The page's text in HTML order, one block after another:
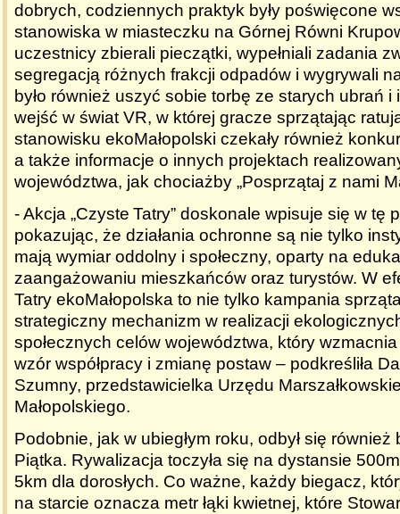
dobrych, codziennych praktyk były poświęcone
stanowiska w miasteczku na Górnej Równi
uczestnicy zbierali pieczątki, wypełniali zadania
segregacją różnych frakcji odpadów i wygrywali
było również uszyć sobie torbę ze starych ubrań
wejść w świat VR, w której gracze sprzątając
stanowisku ekoMałopolski czekały również
a także informacje o innych projektach
województwa, jak chociażby „Posprzątaj z nami
- Akcja „Czyste Tatry” doskonale wpisuje się w tę
pokazując, że działania ochronne są nie tylko
mają wymiar oddolny i społeczny, oparty na
zaangażowaniu mieszkańców oraz turystów. W
Tatry ekoMałopolska to nie tylko kampania
strategiczny mechanizm w realizacji
społecznych celów województwa, który
wzór współpracy i zmianę postaw – podkreśliła
Szumny, przedstawicielka Urzędu
Małopolskiego.
Podobnie, jak w ubiegłym roku, odbył się również
Piątka. Rywalizacja toczyła się na dystansie
5km dla dorosłych. Co ważne, każdy biegacz,
na starcie oznacza metr łąki kwietnej, które